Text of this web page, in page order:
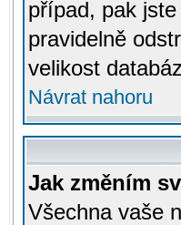
případ, pak
pravidelně
velikost
Návrat nahoru
Jak změním
Všechna vaše